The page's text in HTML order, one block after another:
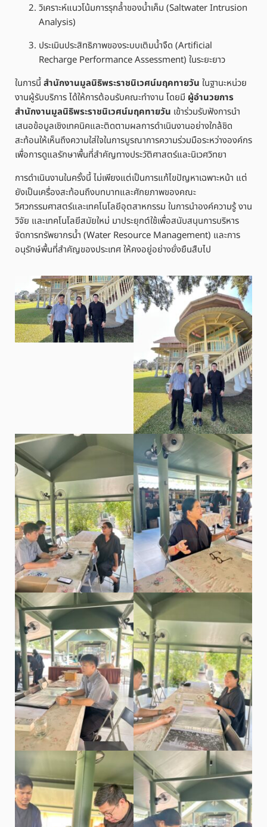
วิเคราะห์แนวโน้มการรุกล้ำของน้ำเค็ม (Saltwater Intrusion
Analysis)
ประเมินประสิทธิภาพของระบบเติมน้ำจืด (Artificial
Recharge Performance Assessment) ในระยะยาว
ในการนี้สำนักงานมูลนิธิพระราชนิเวศน์มฤคทายวัน ในฐานะหน่วย
งานผู้รับบริการ ได้ให้การต้อนรับคณะทำงาน โดยมี ผู้อำนวยการ
สำนักงานมูลนิธิพระราชนิเวศน์มฤคทายวัน เข้าร่วมรับฟังการนำ
เสนอข้อมูลเชิงเทคนิคและติดตามผลการดำเนินงานอย่างใกล้ชิด
สะท้อนให้เห็นถึงความใส่ใจในการบูรณาการความร่วมมือระหว่างองค์กร
เพื่อการดูแลรักษาพื้นที่สำคัญทางประวัติศาสตร์และนิเวศวิทยา
การดำเนินงานในครั้งนี้ ไม่เพียงแต่เป็นการแก้ไขปัญหาเฉพาะหน้า แต่
ยังเป็นเครื่องสะท้อนถึงบทบาทและศักยภาพของคณะ
วิศวกรรมศาสตร์และเทคโนโลยีอุตสาหกรรม ในการนำองค์ความรู้ งาน
วิจัย และเทคโนโลยีสมัยใหม่ มาประยุกต์ใช้เพื่อสนับสนุนการบริหาร
จัดการทรัพยากรน้ำ (Water Resource Management) และการ
อนุรักษ์พื้นที่สำคัญของประเทศ ให้คงอยู่อย่างยั่งยืนสืบไป